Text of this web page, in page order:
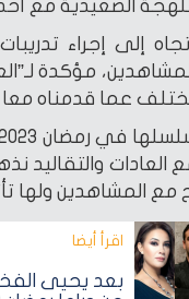
الصعيدية مع
إلى إجراء
مؤكدة
عما قدمناه
العادات والتقاليد
مع المشاهدين ولها
اقرأ أيضا‎
بعد يحيى